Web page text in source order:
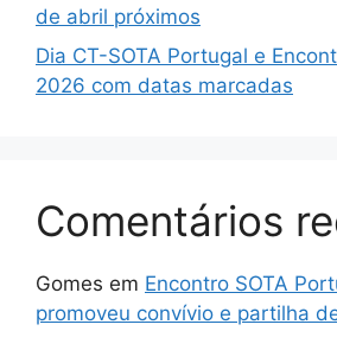
de abril próximos
Dia CT-SOTA Portugal e
2026 com datas marcadas
Comentários
Gomes em Encontro SOTA
promoveu convívio e partilha